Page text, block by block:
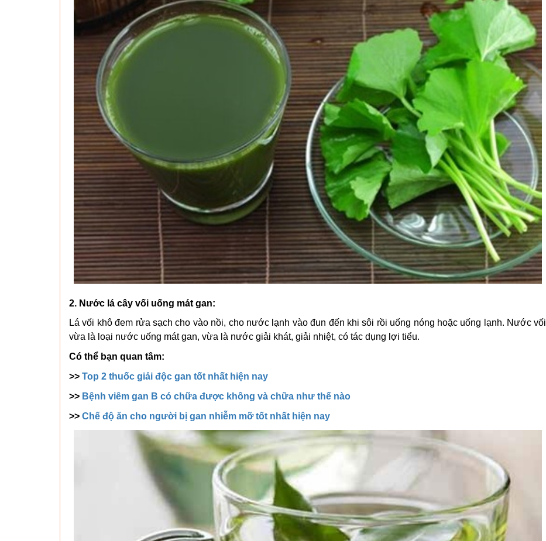
2. Nước lá cây vối uống mát gan:
Lá vối khô đem rửa sạch cho vào nồi, cho nước lạnh vào đun đến khi sôi rồi uống nóng hoặc uống lạnh. Nước vối
vừa là loại nước uống mát gan, vừa là nước giải khát, giải nhiệt, có tác dụng lợi tiểu.
Có thể bạn quan tâm:
>> Top 2 thuốc giải độc gan tốt nhất hiện nay
>> Bệnh viêm gan B có chữa được không và chữa như thế nào
>> Chế độ ăn cho người bị gan nhiễm mỡ tốt nhất hiện nay